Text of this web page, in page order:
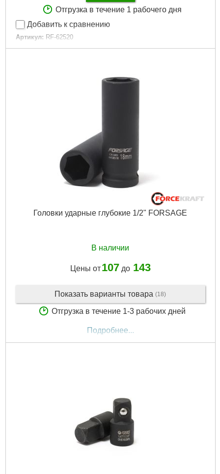
Отгрузка в течение 1 рабочего дня
Добавить к сравнению
Артикул: RF-62520
Код товара: 24.41.13
Головки ударные глубокие 1/2" FORSAGE
В наличии
Цены от 107 до 143
Показать варианты товара (18)
Отгрузка в течение 1-3 рабочих дней
Подробнее...